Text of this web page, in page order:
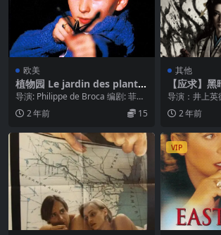
欧美
植物园 Le jardin des plante
s (1994)
导演: Philippe de Broca 编剧: 菲利
普·德·布罗卡 / 亚历...
2 年前 15
其他
【应求】
nas en la
导演：井上英
星亮、天海佑
剧情简介 · ·...
2 年前
VIP